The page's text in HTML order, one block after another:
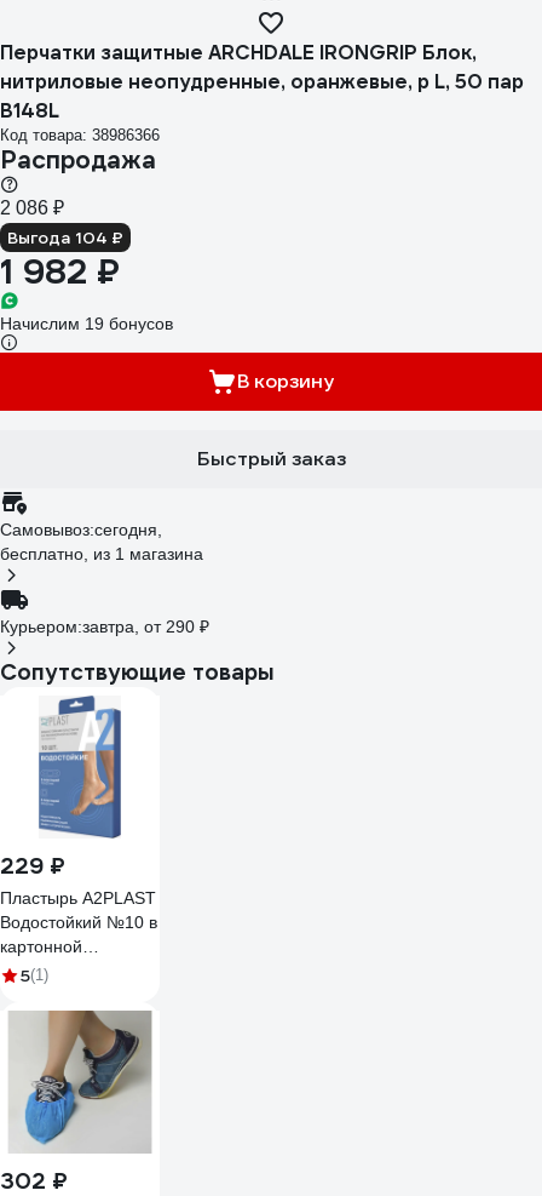
Перчатки защитные ARCHDALE IRONGRIP Блок,
нитриловые неопудренные, оранжевые, р L, 50 пар
B148L
Код товара: 38986366
Распродажа
2 086 ₽
Выгода 104 ₽
1 982 ₽
Начислим 19 бонусов
В корзину
Быстрый заказ
Самовывоз:сегодня,
бесплатно , из 1 магазина
Курьером:завтра, от 290 ₽
Сопутствующие товары
229 ₽
Пластырь A2PLAST
Водостойкий №10 в
картонной
упаковке, 10 шт.
5(1)
302 ₽